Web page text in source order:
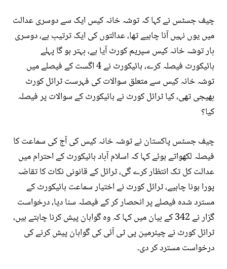
چیف جسٹس نے کہا کہ توشہ خانہ کیس ایک سے دوسری عدالت
میں یوں نہیں آنا چاہیے تھا، عدالتوں کی ایک ترتیب ہے، دوسری
بار توشہ خانہ کیس سپریم کورٹ آیا ہے، بہتر ہو گا پہلے
ہائیکورٹ فیصلہ کرے، ہائیکورٹ نے 4 اگست کے فیصلے میں
توشہ خانہ کیس سے متعلق سوالات کی فہرست ٹرائل کورٹ
بھیجی تھی، کیا ٹرائل کورٹ نے ہائیکورٹ کے سوالات پر فیصلہ
کیا؟
چیف جسٹس پاکستان نے توشہ خانہ کیس کی آج کی سماعت کا
فیصلہ لکھواتے ہوئے کہا کہ اسلام آباد ہائیکورٹ کے احترام میں
عدالت کل تک انتظار کرے گی، ٹرائل کے قانونی نکات کا تقاضہ
پورا ہونا چاہیے، ٹرائل کورٹ نے اختیار سماعت ہائیکورٹ کے
مسترد شدہ فیصلے پر انحصار کر کے فیصلہ سنا دیا، درخواست
گزار نے 342 کے بیان میں کہا کہ وہ گواہان پیش کرنا چاہتے ہیں،
ٹرائل کورٹ نے چیئرمین پی ٹی آئی کی گواہان پیش کرنے کی
درخواست مسترد کر دی۔